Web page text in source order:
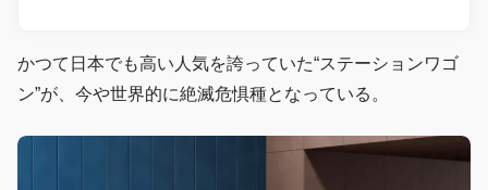
かつて日本でも高い人気を誇っていた“ステーションワゴ
ン”が、今や世界的に絶滅危惧種となっている。